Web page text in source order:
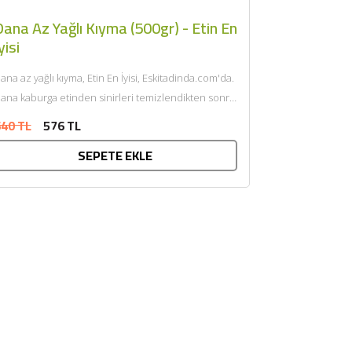
Az Yağlı Kıyma (500gr) - Etin En
az yağlı kıyma, Etin En İyisi, Eskitadinda.com'da.
kaburga etinden sinirleri temizlendikten sonra
TL 576 TL
SEPETE EKLE